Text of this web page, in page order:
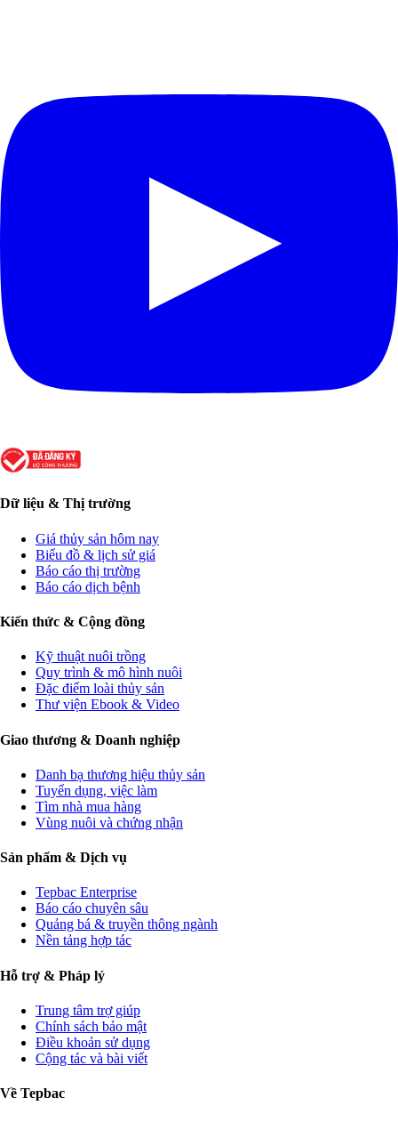
Dữ liệu & Thị trường
Giá thủy sản hôm nay
Biểu đồ & lịch sử giá
Báo cáo thị trường
Báo cáo dịch bệnh
Kiến thức & Cộng đồng
Kỹ thuật nuôi trồng
Quy trình & mô hình nuôi
Đặc điểm loài thủy sản
Thư viện Ebook & Video
Giao thương & Doanh nghiệp
Danh bạ thương hiệu thủy sản
Tuyển dụng, việc làm
Tìm nhà mua hàng
Vùng nuôi và chứng nhận
Sản phẩm & Dịch vụ
Tepbac Enterprise
Báo cáo chuyên sâu
Quảng bá & truyền thông ngành
Nền tảng hợp tác
Hỗ trợ & Pháp lý
Trung tâm trợ giúp
Chính sách bảo mật
Điều khoản sử dụng
Cộng tác và bài viết
Về Tepbac